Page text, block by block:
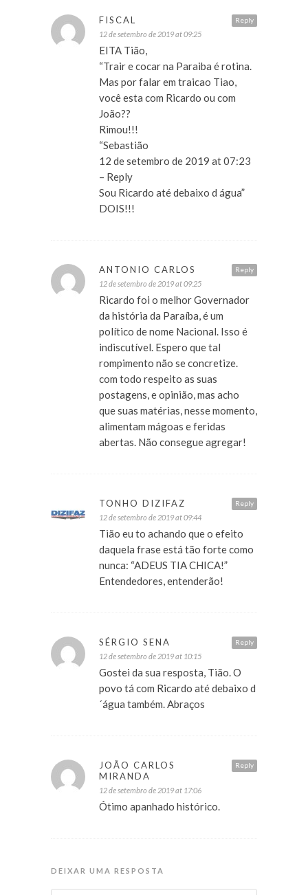
Reply
FISCAL
12 de setembro de 2019 at 09:25
EITA Tião,
“Trair e cocar na Paraiba é rotina.
Mas por falar em traicao Tiao,
você esta com Ricardo ou com
João??
Rimou!!!
“Sebastião
12 de setembro de 2019 at 07:23
– Reply
Sou Ricardo até debaixo d água”
DOIS!!!
Reply
ANTONIO CARLOS
12 de setembro de 2019 at 09:25
Ricardo foi o melhor Governador
da história da Paraíba, é um
político de nome Nacional. Isso é
indiscutível. Espero que tal
rompimento não se concretize.
com todo respeito as suas
postagens, e opinião, mas acho
que suas matérias, nesse momento,
alimentam mágoas e feridas
abertas. Não consegue agregar!
Reply
TONHO DIZIFAZ
12 de setembro de 2019 at 09:44
Tião eu to achando que o efeito
daquela frase está tão forte como
nunca: “ADEUS TIA CHICA!”
Entendedores, entenderão!
Reply
SÉRGIO SENA
12 de setembro de 2019 at 10:15
Gostei da sua resposta, Tião. O
povo tá com Ricardo até debaixo d
´água também. Abraços
Reply
JOÃO CARLOS
MIRANDA
12 de setembro de 2019 at 17:06
Ótimo apanhado histórico.
DEIXAR UMA RESPOSTA